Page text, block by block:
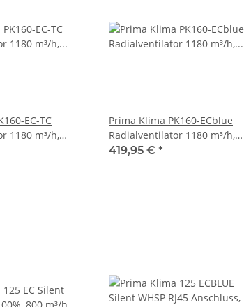
EC-TC
1180 m³/h,
Prima Klima PK160-ECblue
Radialventilator 1180 m³/h,
Flansch: 160 / RJ-Anschluss
419,95 € *